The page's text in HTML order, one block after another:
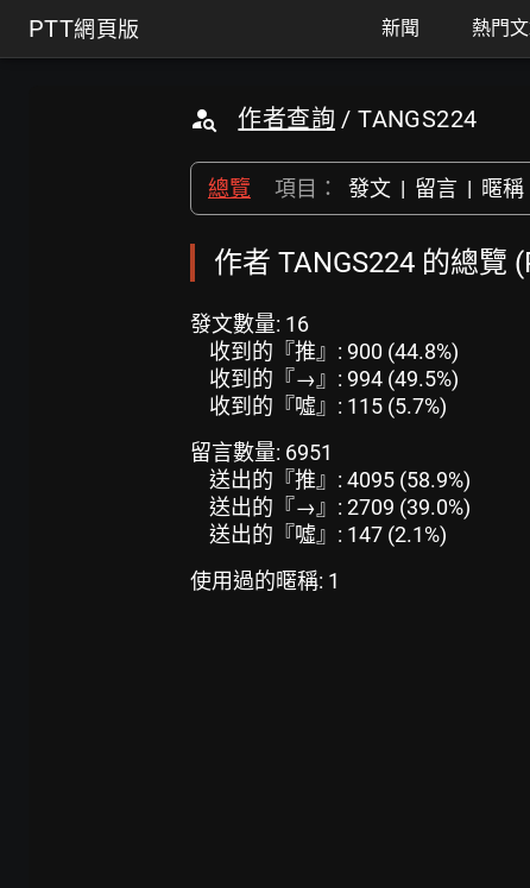
PTT網頁版 新聞 熱門
作者查詢 / TANGS224
總覽 項目： 發文 | 留言 | 暱稱
作者 TANGS224 的總覽
發文數量: 16
收到的『推』: 900 (44.8%)
收到的『→』: 994 (49.5%)
收到的『噓』: 115 (5.7%)
留言數量: 6951
送出的『推』: 4095 (58.9%)
送出的『→』: 2709 (39.0%)
送出的『噓』: 147 (2.1%)
使用過的暱稱: 1